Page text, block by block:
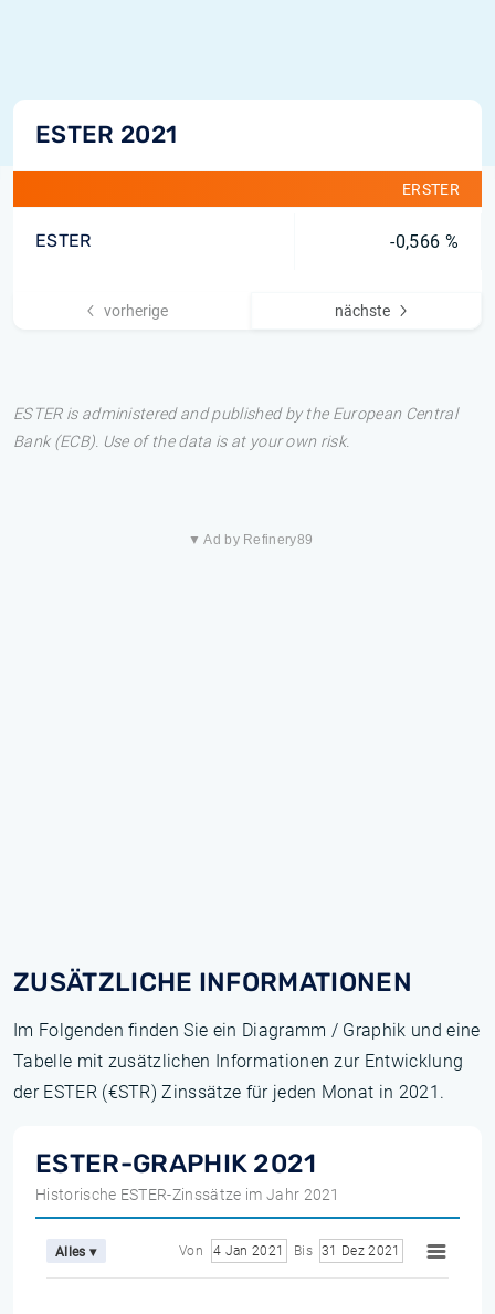
ESTER 2021
ERSTER
ESTER -0,566 %
vorherige nächste
ESTER is administered and published by the European Central
Bank (ECB). Use of the data is at your own risk.
▼ Ad by Refinery89
ZUSÄTZLICHE INFORMATIONEN
Im Folgenden finden Sie ein Diagramm / Graphik und eine
Tabelle mit zusätzlichen Informationen zur Entwicklung
der ESTER (€STR) Zinssätze für jeden Monat in 2021.
ESTER-GRAPHIK 2021
Historische ESTER-Zinssätze im Jahr 2021
Alles ▾ Von 4 Jan 2021 Bis 31 Dez 2021